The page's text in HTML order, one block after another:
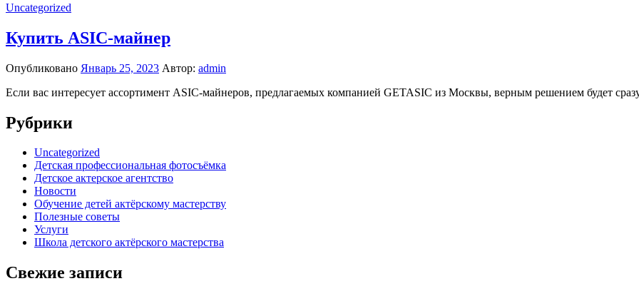
Uncategorized
Купить ASIC-майнер
Опубликовано Январь 25, 2023 Автор: admin
Если вас интересует ассортимент ASIC-майнеров, предлагаемых компанией GETASIC из Москвы, верным решением будет
Рубрики
Uncategorized
Детская профессиональная фотосъёмка
Детское актерское агентство
Новости
Обучение детей актёрскому мастерству
Полезные советы
Услуги
Школа детского актёрского мастерства
Свежие записи